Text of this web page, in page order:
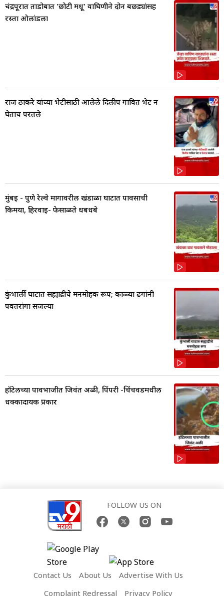
चंद्रपूरात ताडोबात 'छोटी मधू' वाघिणीने दोन बछड्यांसह
रस्ता ओलांडला
राज ठाकरे यांच्या भेटीसाठी आलेले दिलीप गावित भेट न
घेताच परतले
मुंबई - पुणे रेल्वे मार्गावरील खंडाळा घाटात पावसाची
किमया, हिरवाई- फेसाळते धबधबे
कुंभार्ली घाटात सह्याद्रीचे मनमोहक रूप; काळ्या ढगांनी
पर्वतरांगा सजल्या
हॉटेलच्या पावभाजीत जिवंत अळी, पिंपरी -चिंचवडमधील
धक्कादायक प्रकार
FOLLOW US ON
Contact Us About Us
Advertise With Us
Complaint Redressal
Privacy Policy